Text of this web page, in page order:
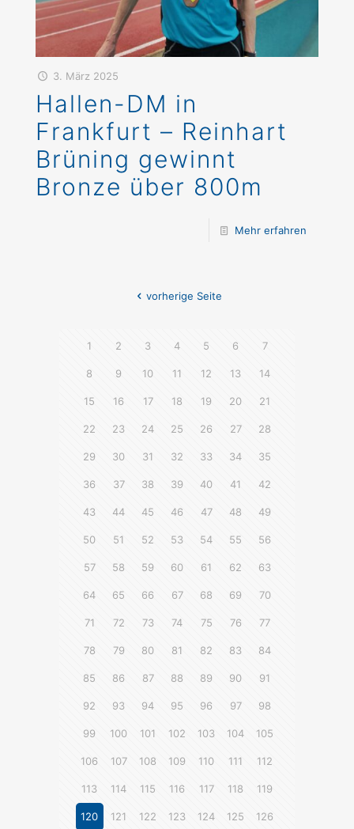
3. März 2025
Hallen-DM in
Frankfurt – Reinhart
Brüning gewinnt
Bronze über 800m
Mehr erfahren
vorherige Seite
1 2 3 4 5 6 7
8 9 10 11 12 13 14
15 16 17 18 19 20 21
22 23 24 25 26 27 28
29 30 31 32 33 34 35
36 37 38 39 40 41 42
43 44 45 46 47 48 49
50 51 52 53 54 55 56
57 58 59 60 61 62 63
64 65 66 67 68 69 70
71 72 73 74 75 76 77
78 79 80 81 82 83 84
85 86 87 88 89 90 91
92 93 94 95 96 97 98
99 100 101 102 103 104 105
106 107 108 109 110 111 112
113 114 115 116 117 118 119
120 121 122 123 124 125 126